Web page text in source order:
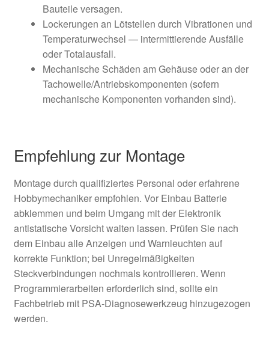
Bauteile versagen.
Lockerungen an Lötstellen durch Vibrationen und
Temperaturwechsel — intermittierende Ausfälle
oder Totalausfall.
Mechanische Schäden am Gehäuse oder an der
Tachowelle/Antriebskomponenten (sofern
mechanische Komponenten vorhanden sind).
Empfehlung zur Montage
Montage durch qualifiziertes Personal oder erfahrene
Hobbymechaniker empfohlen. Vor Einbau Batterie
abklemmen und beim Umgang mit der Elektronik
antistatische Vorsicht walten lassen. Prüfen Sie nach
dem Einbau alle Anzeigen und Warnleuchten auf
korrekte Funktion; bei Unregelmäßigkeiten
Steckverbindungen nochmals kontrollieren. Wenn
Programmierarbeiten erforderlich sind, sollte ein
Fachbetrieb mit PSA-Diagnosewerkzeug hinzugezogen
werden.